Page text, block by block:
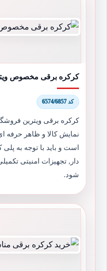
کرکره برقی مخصوص
کد 6574/6857
کرکره برقی ویترین
نمایش کالا و ظاهر حرفه
است و باید با توجه به
دار, تجهیزات امنیتی
شود.